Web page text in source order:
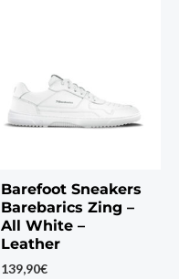
Barefoot Sneakers
Barebarics Zing –
All White –
Leather
139,90€